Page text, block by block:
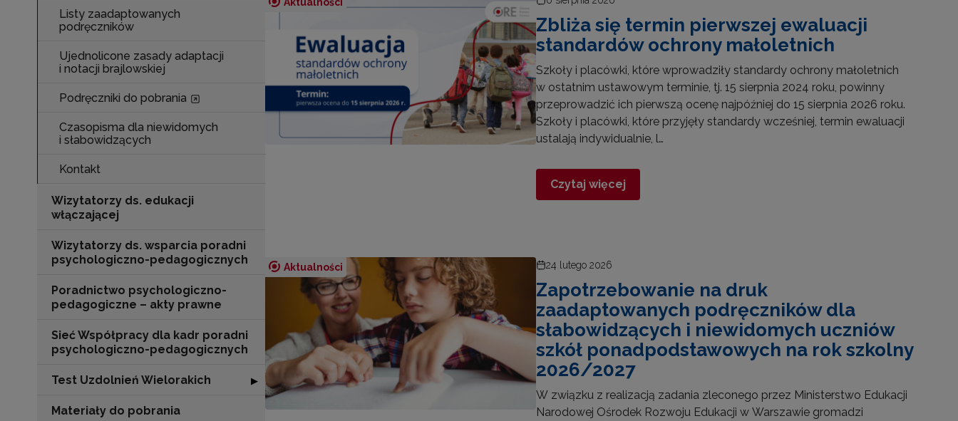
Listy zaadaptowanych
podręczników
Ujednolicone zasady adaptacji
i notacji brajlowskiej
Podręczniki do pobrania
Czasopisma dla niewidomych
i słabowidzących
Kontakt
Wizytatorzy ds. edukacji
włączającej
Wizytatorzy ds. wsparcia poradni
psychologiczno-pedagogicznych
Poradnictwo psychologiczno-
pedagogiczne – akty prawne
Sieć Współpracy dla kadr poradni
psychologiczno-pedagogicznych
Test Uzdolnień Wielorakich Rozwiń sekcję "Test Uzdolnień Wielorakich"
▶
Materiały do pobrania
Zbliża się termin pierwszej ewaluacji
standardów ochrony małoletnich
Szkoły i placówki, które wprowadziły standardy ochrony małoletnich
w ostatnim ustawowym terminie, tj. 15 sierpnia 2024 roku, powinny
przeprowadzić ich pierwszą ocenę najpóźniej do 15 sierpnia 2026 roku.
Szkoły i placówki, które przyjęły standardy wcześniej, termin ewaluacji
ustalają indywidualnie, l…
Czytaj więcej
Aktualności 24 lutego 2026
Zapotrzebowanie na druk
zaadaptowanych podręczników dla
słabowidzących i niewidomych uczniów
szkół ponadpodstawowych na rok szkolny
2026/2027
W związku z realizacją zadania zleconego przez Ministerstwo Edukacji
Narodowej Ośrodek Rozwoju Edukacji w Warszawie gromadzi